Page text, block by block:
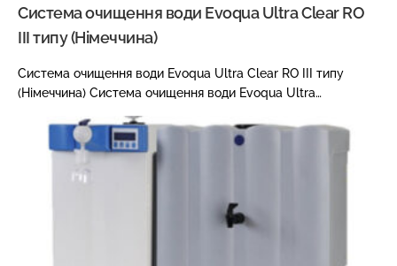
Система очищення води Evoqua Ultra Clear RO
III типу (Німеччина)
Система очищення води Evoqua Ultra Clear RO III типу
(Німеччина) Система очищення води Evoqua Ultra…